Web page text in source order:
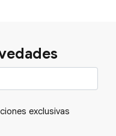
exclusivas